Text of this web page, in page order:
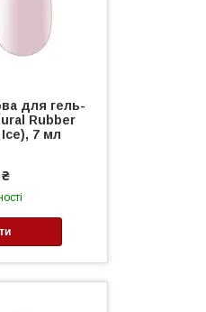
для гель-
Rubber
7 мл